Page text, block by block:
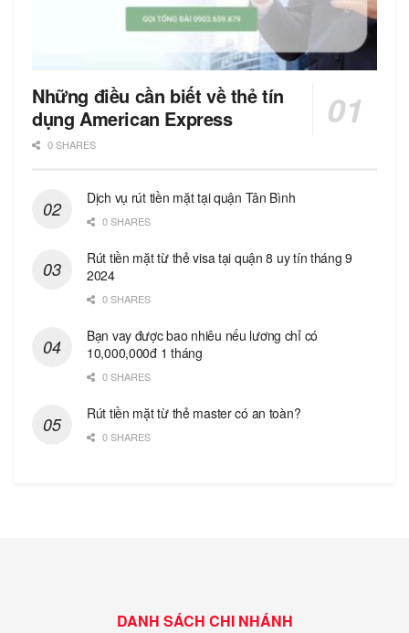
Những điều cần biết về thẻ tín
dụng American Express
0 SHARES
Dịch vụ rút tiền mặt tại quận Tân Bình
0 SHARES
Rút tiền mặt từ thẻ visa tại quận 8 uy tín tháng 9
2024
0 SHARES
Bạn vay được bao nhiêu nếu lương chỉ có
10,000,000đ 1 tháng
0 SHARES
Rút tiền mặt từ thẻ master có an toàn?
0 SHARES
DANH SÁCH CHI NHÁNH